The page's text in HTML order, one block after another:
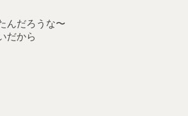
んだろうな〜
だから